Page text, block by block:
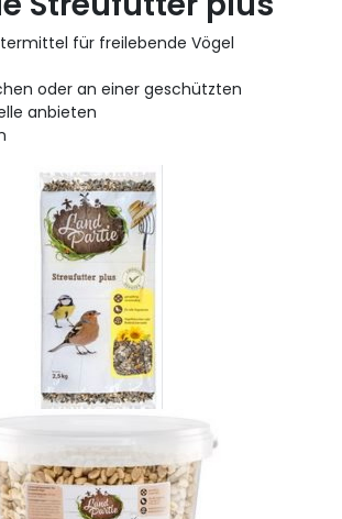
für freilebende Vögel
oder an einer geschützten
anbieten